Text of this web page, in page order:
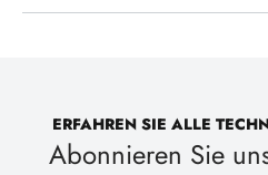
ERFAHREN SIE ALLE
Abonnieren Sie